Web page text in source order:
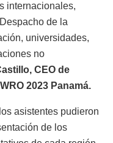
internacionales,
de la
universidades,
no
CEO de
2023 Panamá.
asistentes pudieron
de los